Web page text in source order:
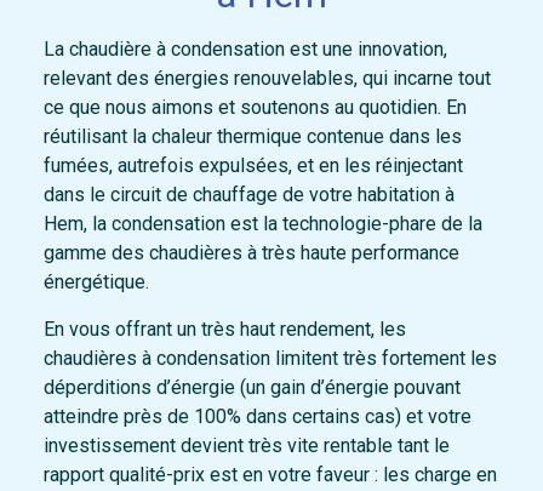
La chaudière à condensation est une innovation,
relevant des énergies renouvelables, qui incarne tout
ce que nous aimons et soutenons au quotidien. En
réutilisant la chaleur thermique contenue dans les
fumées, autrefois expulsées, et en les réinjectant
dans le circuit de chauffage de votre habitation à
Hem, la condensation est la technologie-phare de la
gamme des chaudières à très haute performance
énergétique.
En vous offrant un très haut rendement, les
chaudières à condensation limitent très fortement les
déperditions d’énergie (un gain d’énergie pouvant
atteindre près de 100% dans certains cas) et votre
investissement devient très vite rentable tant le
rapport qualité-prix est en votre faveur : les charge en